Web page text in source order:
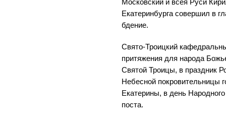
Московский и всея Руси
Екатеринбурга совершил в
бдение.
Свято-Троицкий
притяжения для народа
Святой Троицы, в праздник
Небесной покровительницы
Екатерины, в день
поста.